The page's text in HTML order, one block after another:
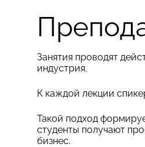
Занятия проводят
индустрия.
К каждой лекции
Такой подход
студенты получают
бизнес.